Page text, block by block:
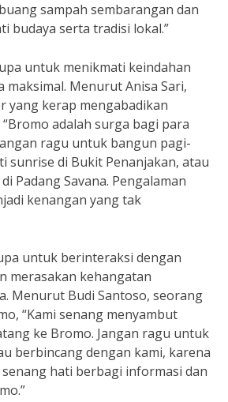
sampah sembarangan dan
budaya serta tradisi lokal.”
untuk menikmati keindahan
maksimal. Menurut Anisa Sari,
yang kerap mengabadikan
adalah surga bagi para
ragu untuk bangun pagi-
sunrise di Bukit Penanjakan, atau
Padang Savana. Pengalaman
kenangan yang tak
untuk berinteraksi dengan
merasakan kehangatan
Menurut Budi Santoso, seorang
“Kami senang menyambut
ke Bromo. Jangan ragu untuk
berbincang dengan kami, karena
hati berbagi informasi dan